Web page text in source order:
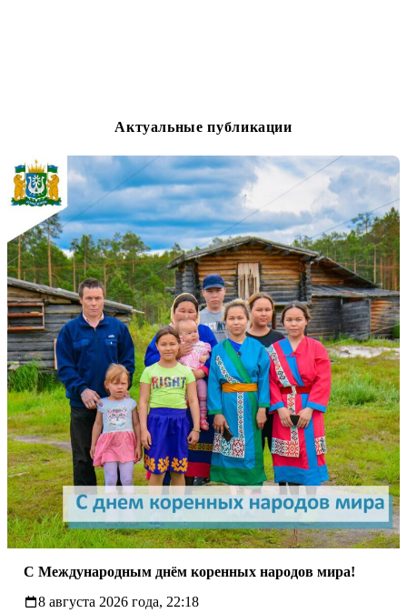
Актуальные публикации
C Международным днём коренных народов мира!
8 августа 2026 года, 22:18